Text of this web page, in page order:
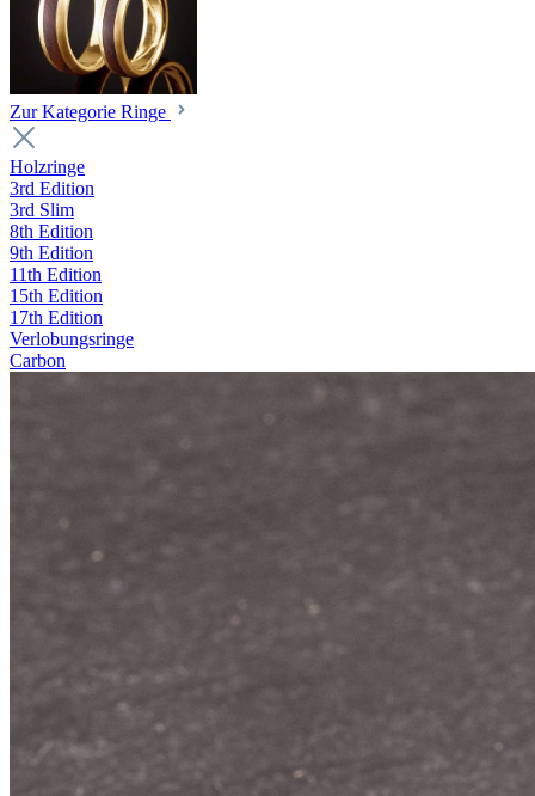
Zur Kategorie Ringe
Holzringe
3rd Edition
3rd Slim
8th Edition
9th Edition
11th Edition
15th Edition
17th Edition
Verlobungsringe
Carbon